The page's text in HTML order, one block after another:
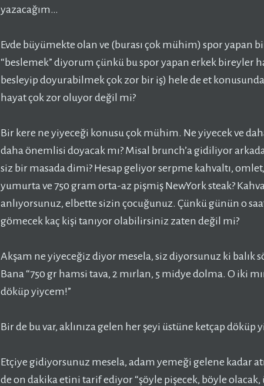
yazacağım…
Evde büyümekte olan ve (burası çok mühim) spor yapan
“beslemek” diyorum çünkü bu spor yapan erkek bireyler
besleyip doyurabilmek çok zor bir iş) hele de et
hayat çok zor oluyor değil mi?
Bir kere ne yiyeceği konusu çok mühim. Ne yiyecek ve
daha önemlisi doyacak mı? Misal brunch’a gidiliyor
siz bir masada dimi? Hesap geliyor serpme kahvaltı,
yumurta ve 750 gram orta-az pişmiş NewYork steak?
anlıyorsunuz, elbette sizin çocuğunuz. Çünkü günün o
gömecek kaç kişi tanıyor olabilirsiniz zaten değil mi?
Akşam ne yiyeceğiz diyor mesela, siz diyorsunuz ki balık
Bana “750 gr hamsi tava, 2 mırlan, 5 midye dolma. O iki
döküp yiycem!”
Bir de bu var, aklınıza gelen her şeyi üstüne ketçap döküp
Etçiye gidiyorsunuz mesela, adam yemeği gelene kadar
de on dakika etini tarif ediyor “şöyle pişecek, böyle olacak,